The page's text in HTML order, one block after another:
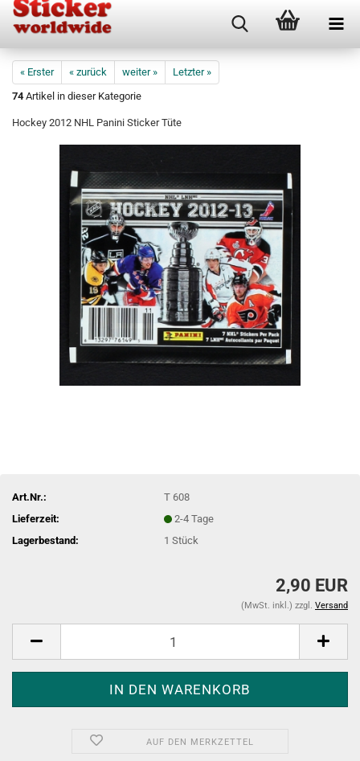
« Erster « zurück weiter »
Letzter »
74Artikel in dieser Kategorie
Hockey 2012 NHL Panini Sticker Tüte
Art.Nr.:
T 608
Lieferzeit:
2-4 Tage
Lagerbestand:
1Stück
2,90 EUR
(MwSt. inkl.) zzgl. Versand
AUF DEN MERKZETTEL